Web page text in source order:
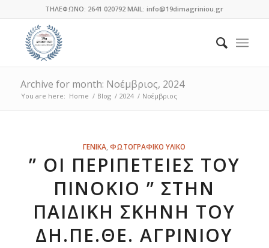
ΤΗΛΕΦΩΝΟ: 2641 020792 MAIL: info@19dimagriniou.gr
Archive for month: Νοέμβριος, 2024
You are here: Home / Blog / 2024 / Νοέμβριος
ΓΕΝΙΚΑ ,ΦΩΤΟΓΡΑΦΙΚΟ ΥΛΙΚΟ
” ΟΙ ΠΕΡΙΠΈΤΕΙΕΣ ΤΟΥ
ΠΙΝΌΚΙΟ ” ΣΤΗΝ
ΠΑΙΔΙΚΉ ΣΚΗΝΉ ΤΟΥ
ΔΗ.ΠΕ.ΘΕ. ΑΓΡΙΝΊΟΥ